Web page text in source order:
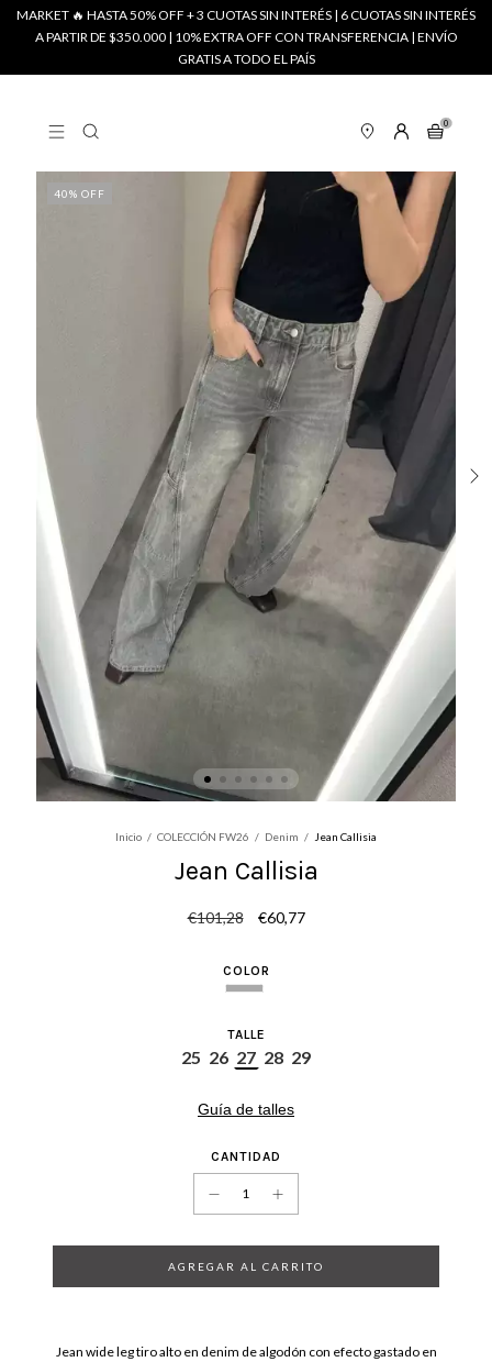
MARKET 🔥 HASTA 50% OFF + 3 CUOTAS SIN INTERÉS | 6 CUOTAS SIN INTERÉS
A PARTIR DE $350.000 | 10% EXTRA OFF CON TRANSFERENCIA | ENVÍO
GRATIS A TODO EL PAÍS
0
40% OFF
Inicio / COLECCIÓN FW26 / Denim / Jean Callisia
Jean Callisia
€101,28 €60,77
COLOR
TALLE
25 26 27 28 29
Guía de talles
CANTIDAD
Jean wide leg tiro alto en denim de algodón con efecto gastado en